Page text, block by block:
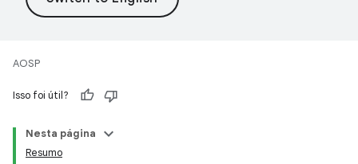
AOSP
Isso foi útil?
Nesta página
Resumo